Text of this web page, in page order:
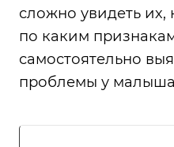
сложно увидеть
по каким
самостоятельно
проблемы у